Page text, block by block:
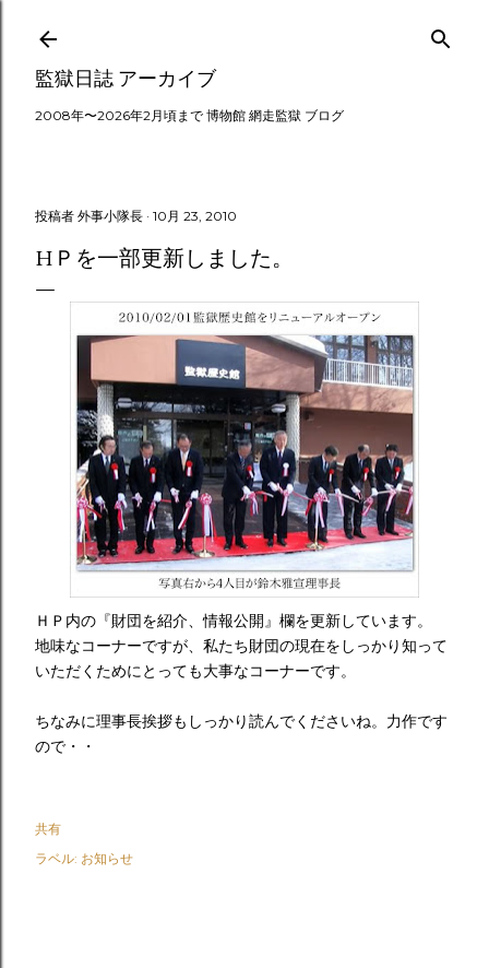
スキップしてメイン コンテンツに移動
監獄日誌 アーカイブ
2008年〜2026年2月頃まで 博物館 網走監獄 ブログ
投稿者 外事小隊長 10月 23, 2010
HＰを一部更新しました。
ＨＰ内の『財団を紹介、情報公開』欄を更新しています。
地味なコーナーですが、私たち財団の現在をしっかり知って
いただくためにとっても大事なコーナーです。
ちなみに理事長挨拶もしっかり読んでくださいね。力作です
ので・・
共有
ラベル: お知らせ